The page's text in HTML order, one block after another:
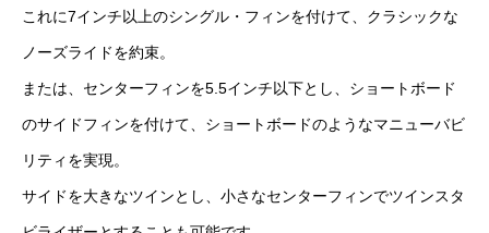
これに7インチ以上のシングル・フィンを付けて、クラシックな
ノーズライドを約束。
または、センターフィンを5.5インチ以下とし、ショートボード
のサイドフィンを付けて、ショートボードのようなマニューバビ
リティを実現。
サイドを大きなツインとし、小さなセンターフィンでツインスタ